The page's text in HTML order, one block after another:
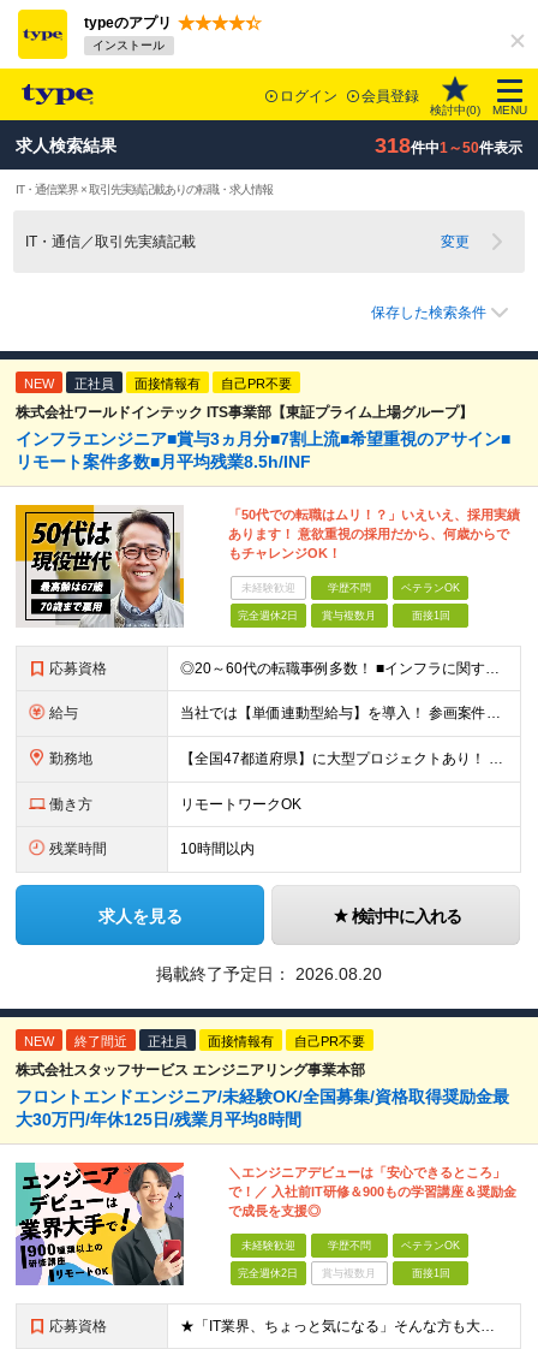
typeのアプリ
インストール
ログイン 会員登録
検討中(0) MENU
求人検索結果 318件中1～50件表示
IT・通信業界 × 取引先実績記載ありの転職・求人情報
IT・通信／取引先実績記載 変更
保存した検索条件
NEW 正社員 面接情報有 自己PR不要
株式会社ワールドインテック ITS事業部【東証プライム上場グループ】
インフラエンジニア■賞与3ヵ月分■7割上流■希望重視のアサイン■
リモート案件多数■月平均残業8.5h/INF
「50代での転職はムリ！？」いえいえ、採用実績
あります！ 意欲重視の採用だから、何歳からで
もチャレンジOK！
未経験歓迎 学歴不問 ベテランOK
完全週休2日 賞与複数月 面接1回
応募資格 ◎20～60代の転職事例多数！ ■インフラに関する何らかのご経験 ■学歴不問/転職回数は一切不問！
給与 当社では【単価連動型給与】を導入！ 参画案件の契約単価に連動して給与が決定。 還元率は単価の【70％～80％】と東証プライム上場グループとして高水準です！（社会保険料・教育コスト含む） ■関東：月給
勤務地 【全国47都道府県】に大型プロジェクトあり！ 主要勤務地： 北海道/宮城県/栃木県/埼玉県/千葉県/東京都/神奈川県/愛知県/大阪府/京都府/兵庫県/広島県/福岡県/熊本県 ※勤務エリアは、あなたの
働き方 リモートワークOK
残業時間 10時間以内
求人を見る 検討中に入れる
掲載終了予定日： 2026.08.20
NEW 終了間近 正社員 面接情報有 自己PR不要
株式会社スタッフサービス エンジニアリング事業本部
フロントエンドエンジニア/未経験OK/全国募集/資格取得奨励金最
大30万円/年休125日/残業月平均8時間
＼エンジニアデビューは「安心できるところ」
で！／ 入社前IT研修＆900もの学習講座＆奨励金
で成長を支援◎
未経験歓迎 学歴不問 ベテランOK
完全週休2日 賞与複数月 面接1回
応募資格 ★「IT業界、ちょっと気になる」そんな方も大歓迎！ ■学歴不問 ■未経験・第二新卒歓迎 ■知識・経験はこれから身につけていければOK！ □■ステップアップ■□ 社内システム開発やインフラ構築などジャ